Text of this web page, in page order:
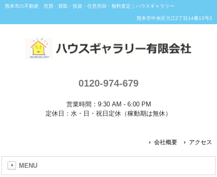
熊本市の不動産 売買・買取・投資・任意売却・無料査定｜ハウスギャラリー
熊本市中央区大江2丁目14番13号3
0120-974-679
営業時間：9:30 AM - 6:00 PM
定休日：水・日・祝日定休（稼動期は無休）
会社概要 アクセス
MENU